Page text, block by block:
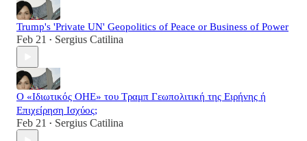
Trump's 'Private UN' Geopolitics of Peace or Business of Power
Feb 21 • Sergius Catilina
Ο «Ιδιωτικός ΟΗΕ» του Τραμπ Γεωπολιτική της Ειρήνης ή
Επιχείρηση Ισχύος;
Feb 21 • Sergius Catilina